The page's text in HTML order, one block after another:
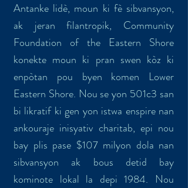
Antanke lidè, moun ki fè sibvansyon,
ak jeran filantropik, Community
Foundation of the Eastern Shore
konekte moun ki pran swen kòz ki
enpòtan pou byen komen Lower
Eastern Shore. Nou se yon 501c3 san
bi likratif ki gen yon istwa enspire nan
ankouraje inisyativ charitab, epi nou
bay plis pase $107 milyon dola nan
sibvansyon ak bous detid bay
kominote lokal la depi 1984. Nou